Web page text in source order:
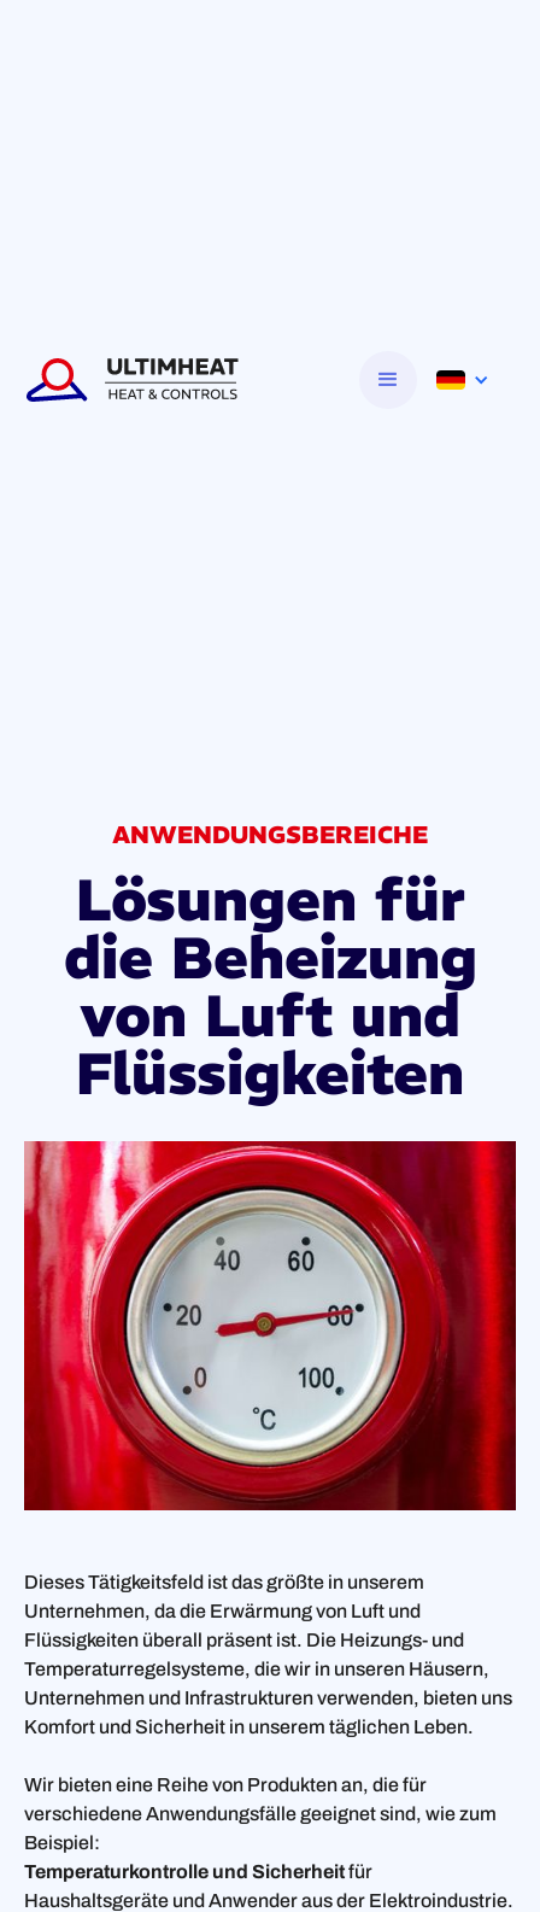
ANWENDUNGSBEREICHE
Lösungen für
die Beheizung
von Luft und
Flüssigkeiten
Dieses Tätigkeitsfeld ist das größte in unserem
Unternehmen, da die Erwärmung von Luft und
Flüssigkeiten überall präsent ist. Die Heizungs- und
Temperaturregelsysteme, die wir in unseren Häusern,
Unternehmen und Infrastrukturen verwenden, bieten uns
Komfort und Sicherheit in unserem täglichen Leben.
Wir bieten eine Reihe von Produkten an, die für
verschiedene Anwendungsfälle geeignet sind, wie zum
Beispiel:
Temperaturkontrolle und Sicherheitfür
Haushaltsgeräte und Anwender aus der Elektroindustrie.